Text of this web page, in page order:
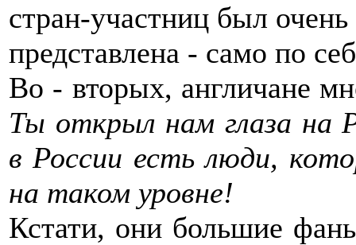
стран-участниц был
представлена - само по
Во - вторых, англичане
Ты открыл нам глаза на
в России есть люди,
на таком уровне!
Кстати, они большие